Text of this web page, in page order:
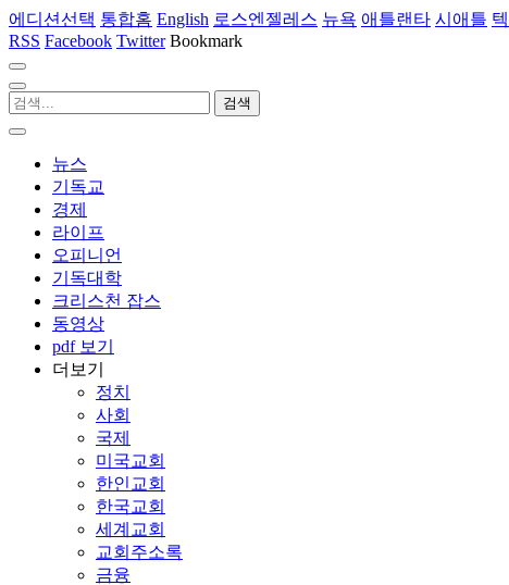
에디션선택 통합홈 English 로스엔젤레스 뉴욕 애틀랜타 시애틀
RSS Facebook Twitter Bookmark
뉴스
기독교
경제
라이프
오피니언
기독대학
크리스천 잡스
동영상
pdf 보기
더보기
정치
사회
국제
미국교회
한인교회
한국교회
세계교회
교회주소록
금융